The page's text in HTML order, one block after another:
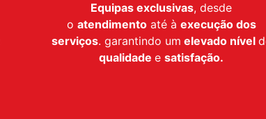
Equipas exclusivas, desde
o atendimentoaté à execução dos
serviços. garantindo um elevado nível
qualidade e satisfação.